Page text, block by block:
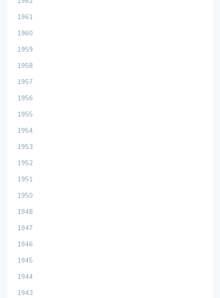
1961
1960
1959
1958
1957
1956
1955
1954
1953
1952
1951
1950
1948
1947
1946
1945
1944
1943